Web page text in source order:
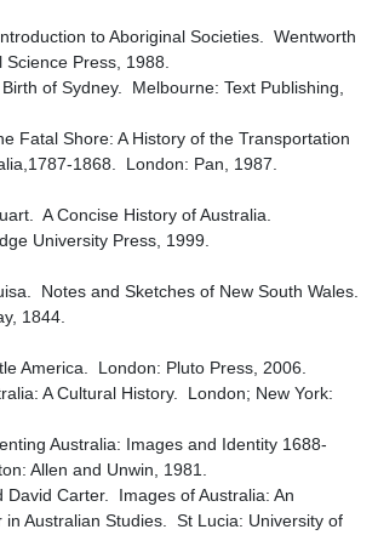
to Aboriginal Societies.  Wentworth
Science Press, 1988.
of Sydney.  Melbourne: Text Publishing,
Fatal Shore: A History of the Transportation
1868.  London: Pan, 1987.
A Concise History of Australia.
University Press, 1999.
Notes and Sketches of New South Wales.
1844.
Little America.  London: Pluto Press, 2006.
A Cultural History.  London; New York:
Australia: Images and Identity 1688-
Allen and Unwin, 1981.
Carter.  Images of Australia: An
Australian Studies.  St Lucia: University of